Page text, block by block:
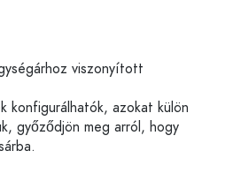
viszonyított
konfigurálhatók, azokat külön
győződjön meg arról, hogy